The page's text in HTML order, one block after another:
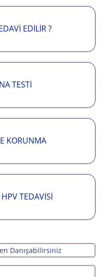
EDILIR ?
TESTI
KORUNMA
TEDAVISI
Danışabilirsiniz